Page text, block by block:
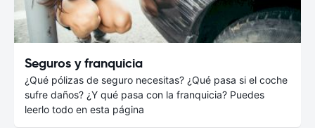
Seguros y franquicia
¿Qué pólizas de seguro necesitas? ¿Qué pasa si el coche
sufre daños? ¿Y qué pasa con la franquicia? Puedes
leerlo todo en esta página